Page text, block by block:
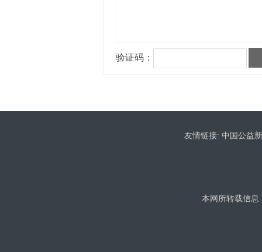
友情链接: 中国公益
本网所转载信息